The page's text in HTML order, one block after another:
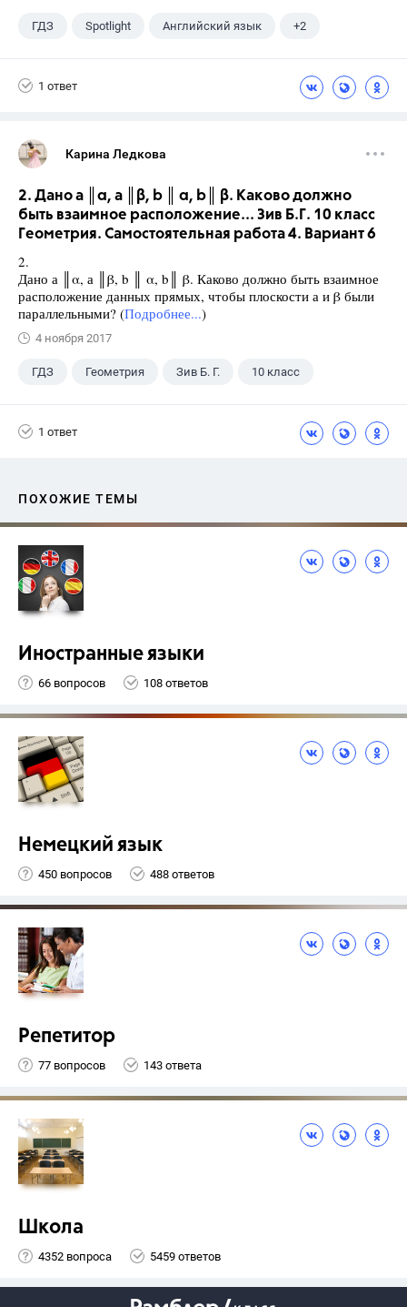
ГДЗ Spotlight Английский язык +2
1 ответ
Карина Ледкова
2. Дано а ║α, а ║β, b ║ α, b║ β. Каково должно
быть взаимное расположение... Зив Б.Г. 10 класс
Геометрия. Самостоятельная работа 4. Вариант 6
2.
Дано а ║α, а ║β, b ║ α, b║ β. Каково должно быть взаимное
расположение данных прямых, чтобы плоскости а и β были
параллельными? (Подробнее...)
4 ноября 2017
ГДЗ Геометрия Зив Б. Г. 10 класс
1 ответ
ПОХОЖИЕ ТЕМЫ
Иностранные языки
66 вопросов 108 ответов
Немецкий язык
450 вопросов 488 ответов
Репетитор
77 вопросов 143 ответа
Школа
4352 вопроса 5459 ответов